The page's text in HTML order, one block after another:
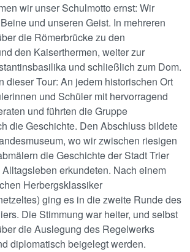
wir unser Schulmotto ernst: Wir
und unseren Geist. In mehreren
die Römerbrücke zu den
den Kaiserthermen, weiter zur
und schließlich zum Dom.
dieser Tour: An jedem historischen Ort
und Schüler mit hervorragend
und führten die Gruppe
die Geschichte. Den Abschluss bildete
wo wir zwischen riesigen
die Geschichte der Stadt Trier
erkundeten. Nach einem
Herbergsklassiker
ging es in die zweite Runde des
Die Stimmung war heiter, und selbst
die Auslegung des Regelwerks
diplomatisch beigelegt werden.